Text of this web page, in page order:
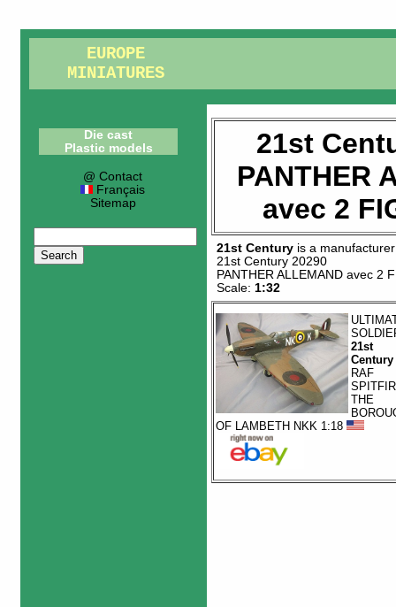
EUROPE
MINIATURES
Die cast
Plastic models
@ Contact
Français
Sitemap
21st
PANTHER
avec 2
21st Century is a
21st Century 20290
PANTHER ALLEMAND avec 2
Scale: 1:32
21st
Century
RAF
THE
OF LAMBETH NKK 1:18